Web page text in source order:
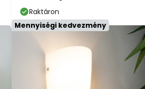
Raktáron
Mennyiségi kedvezmény